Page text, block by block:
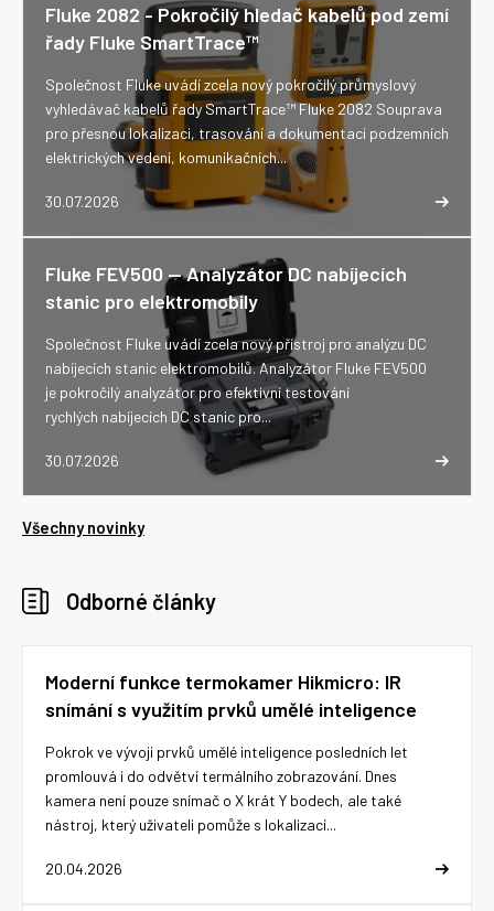
Fluke 2082 - Pokročilý hledač kabelů pod zemí
řady Fluke SmartTrace™
30.07.2026
Společnost Fluke uvádí zcela nový pokročilý průmyslový
vyhledávač kabelů řady SmartTrace™ Fluke 2082 Souprava
pro přesnou lokalizaci, trasování a dokumentaci podzemních
elektrických vedení, komunikačních...
Fluke FEV500 -- Analyzátor DC nabíjecích
stanic pro elektromobily
30.07.2026
Společnost Fluke uvádí zcela nový přístroj pro analýzu DC
nabíjecích stanic elektromobilů. Analyzátor Fluke FEV500
je pokročilý analyzátor pro efektivní testování
rychlých nabíjecích DC stanic pro...
Všechny novinky
Odborné články
Moderní funkce termokamer Hikmicro: IR
snímání s využitím prvků umělé inteligence
20.04.2026
Pokrok ve vývoji prvků umělé inteligence posledních let
promlouvá i do odvětví termálního zobrazování. Dnes
kamera není pouze snímač o X krát Y bodech, ale také
nástroj, který uživateli pomůže s lokalizací...